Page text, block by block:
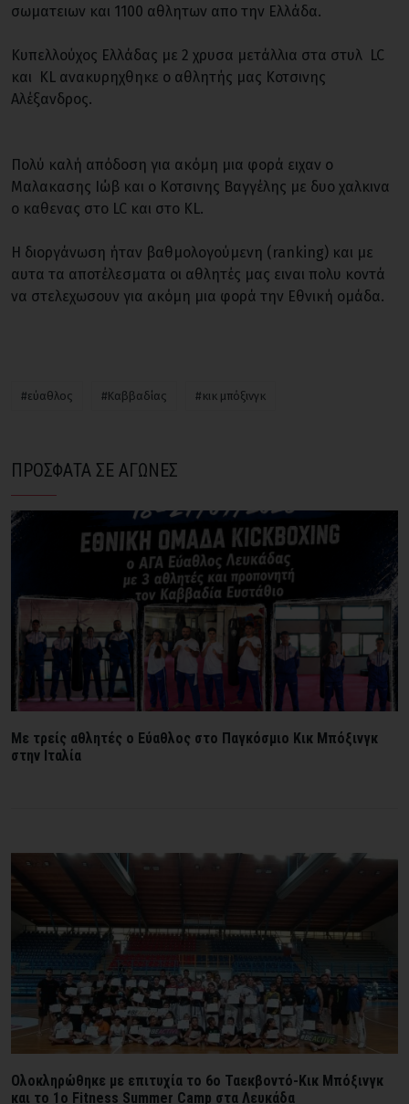
σωματειων και 1100 αθλητων απο την Ελλάδα.
Κυπελλούχος Ελλάδας με 2 χρυσα μετάλλια στα στυλ LC
και KL ανακυρηχθηκε ο αθλητής μας Κοτσινης
Αλέξανδρος.
Πολύ καλή απόδοση για ακόμη μια φορά ειχαν ο
Μαλακασης Ιώβ και ο Κοτσινης Βαγγέλης με δυο χαλκινα
ο καθενας στο LC και στο KL.
Η διοργάνωση ήταν βαθμολογούμενη (ranking) και με
αυτα τα αποτέλεσματα οι αθλητές μας ειναι πολυ κοντά
να στελεχωσουν για ακόμη μια φορά την Εθνική ομάδα.
#εύαθλος #Καββαδίας #κικ μπόξινγκ
ΠΡΟΣΦΑΤΑ ΣΕ ΑΓΩΝΕΣ
Mε τρείς αθλητές ο Εύαθλος στο Παγκόσμιο Κικ Μπόξινγκ
στην Ιταλία
Ολοκληρώθηκε με επιτυχία το 6ο Ταεκβοντό-Κικ Μπόξινγκ
και το 1ο Fitness Summer Camp στα Λευκάδα